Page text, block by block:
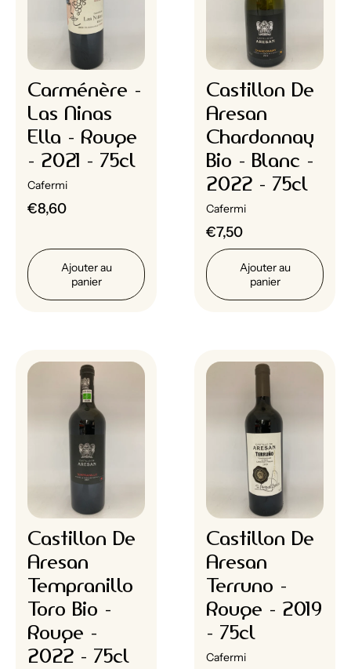
Carménère -
Las Ninas
Ella - Rouge
- 2021 - 75cl
Cafermi
€8,60
Ajouter au
panier
Castillon De
Aresan
Chardonnay
Bio - Blanc -
2022 - 75cl
Cafermi
€7,50
Ajouter au
panier
Castillon De
Aresan
Tempranillo
Toro Bio -
Rouge -
2022 - 75cl
Castillon De
Aresan
Terruno -
Rouge - 2019
- 75cl
Cafermi